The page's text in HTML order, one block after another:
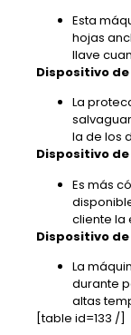
Esta
hojas
llave
Dispositivo
La
la de los
Dispositivo
Es más
cliente la
Dispositivo
La
durante
altas
[table id=133 /]